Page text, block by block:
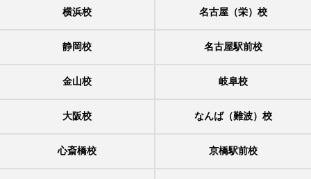
横浜校 名古屋（栄）校
静岡校 名古屋駅前校
金山校 岐阜校
大阪校 なんば（難波）校
心斎橋校 京橋駅前校